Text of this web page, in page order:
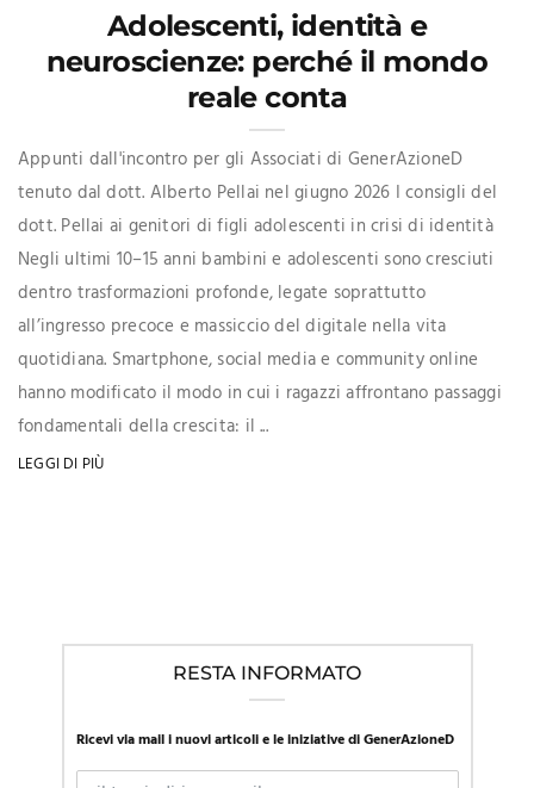
Adolescenti, identità e
neuroscienze: perché il mondo
reale conta
Appunti dall'incontro per gli Associati di GenerAzioneD
tenuto dal dott. Alberto Pellai nel giugno 2026 I consigli del
dott. Pellai ai genitori di figli adolescenti in crisi di identità
Negli ultimi 10–15 anni bambini e adolescenti sono cresciuti
dentro trasformazioni profonde, legate soprattutto
all’ingresso precoce e massiccio del digitale nella vita
quotidiana. Smartphone, social media e community online
hanno modificato il modo in cui i ragazzi affrontano passaggi
fondamentali della crescita: il ...
LEGGI DI PIÙ
RESTA INFORMATO
Ricevi via mail i nuovi articoli e le iniziative di GenerAzioneD